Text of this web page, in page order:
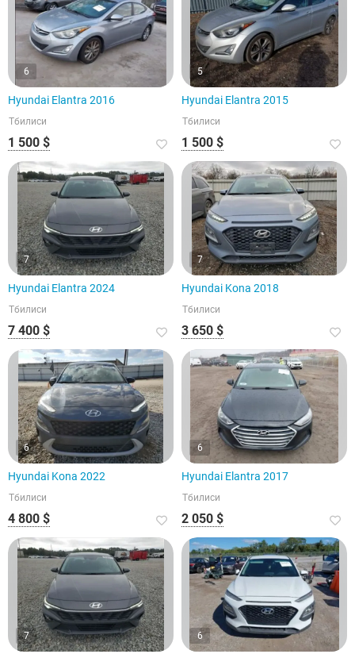
6
Hyundai Elantra 2016
Тбилиси
1 500 $
5
Hyundai Elantra 2015
Тбилиси
1 500 $
7
Hyundai Elantra 2024
Тбилиси
7 400 $
7
Hyundai Kona 2018
Тбилиси
3 650 $
6
Hyundai Kona 2022
Тбилиси
4 800 $
6
Hyundai Elantra 2017
Тбилиси
2 050 $
7 6